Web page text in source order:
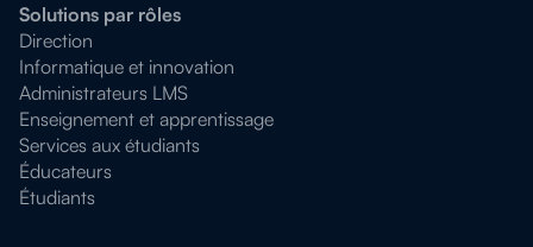
Solutions par rôles
Direction
Informatique et innovation
Administrateurs LMS
Enseignement et apprentissage
Services aux étudiants
Éducateurs
Étudiants